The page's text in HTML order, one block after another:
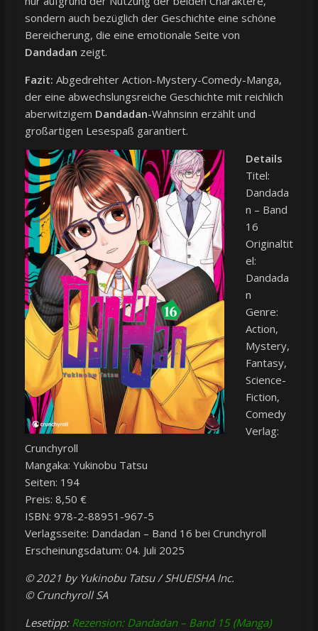
sondern auch bezüglich der Geschichte eine schöne
Bereicherung, die eine emotionale Seite von
Dandadan zeigt.
Fazit: Abgedrehter Action-Mystery-Comedy-Manga,
der eine abwechslungsreiche Geschichte mit reichlich
aberwitzigem Dandadan-Wahnsinn erzählt und
großartigen Lesespaß garantiert.
Details
Titel:
Dandada
n – Band
16
Originaltit
el:
Dandada
n
Genre:
Action,
Mystery,
Fantasy,
Science-
Fiction,
Comedy
Verlag:
Crunchyroll
Mangaka: Yukinobu Tatsu
Seiten: 194
Preis: 8,50 €
ISBN: 978-2-88951-967-5
Verlagsseite: Dandadan – Band 16 bei Crunchyroll
Erscheinungsdatum: 04. Juli 2025
© 2021 by Yukinobu Tatsu / SHUEISHA Inc.
© Crunchyroll SA
Lesetipp: Rezension: Dandadan – Band 15 (Manga)